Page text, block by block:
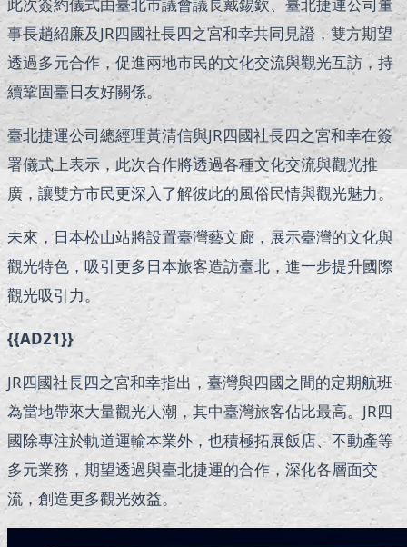
事長趙紹廉及JR四國社長四之宮和幸共同見證，雙方期望
透過多元合作，促進兩地市民的文化交流與觀光互訪，持
續鞏固臺日友好關係。
臺北捷運公司總經理黃清信與JR四國社長四之宮和幸在簽
署儀式上表示，此次合作將透過各種文化交流與觀光推
廣，讓雙方市民更深入了解彼此的風俗民情與觀光魅力。
未來，日本松山站將設置臺灣藝文廊，展示臺灣的文化與
觀光特色，吸引更多日本旅客造訪臺北，進一步提升國際
觀光吸引力。
{{AD21}}
JR四國社長四之宮和幸指出，臺灣與四國之間的定期航班
為當地帶來大量觀光人潮，其中臺灣旅客佔比最高。JR四
國除專注於軌道運輸本業外，也積極拓展飯店、不動產等
多元業務，期望透過與臺北捷運的合作，深化各層面交
流，創造更多觀光效益。